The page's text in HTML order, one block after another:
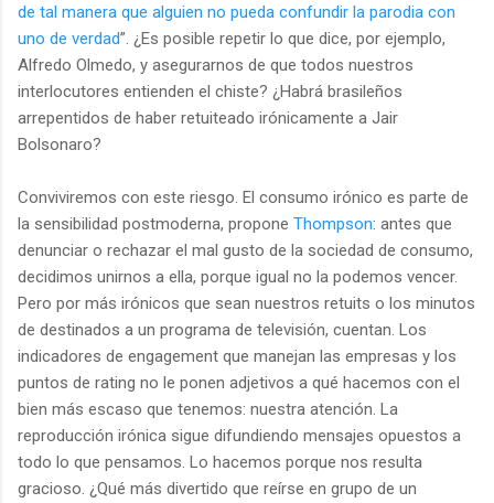
de tal manera que alguien no pueda confundir la parodia con
uno de verdad”. ¿Es posible repetir lo que dice, por ejemplo,
Alfredo Olmedo, y asegurarnos de que todos nuestros
interlocutores entienden el chiste? ¿Habrá brasileños
arrepentidos de haber retuiteado irónicamente a Jair
Bolsonaro?
Conviviremos con este riesgo. El consumo irónico es parte de
la sensibilidad postmoderna, propone Thompson: antes que
denunciar o rechazar el mal gusto de la sociedad de consumo,
decidimos unirnos a ella, porque igual no la podemos vencer.
Pero por más irónicos que sean nuestros retuits o los minutos
de destinados a un programa de televisión, cuentan. Los
indicadores de engagement que manejan las empresas y los
puntos de rating no le ponen adjetivos a qué hacemos con el
bien más escaso que tenemos: nuestra atención. La
reproducción irónica sigue difundiendo mensajes opuestos a
todo lo que pensamos. Lo hacemos porque nos resulta
gracioso. ¿Qué más divertido que reírse en grupo de un